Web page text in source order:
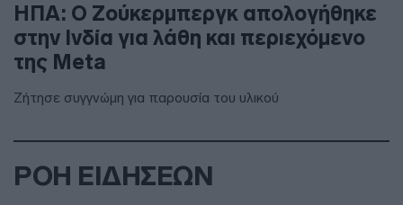
ΗΠΑ: Ο Ζούκερμπεργκ απολογήθηκε
στην Ινδία για λάθη και περιεχόμενο
της Meta
Ζήτησε συγγνώμη για παρουσία του υλικού
ΡΟΗ ΕΙΔΗΣΕΩΝ